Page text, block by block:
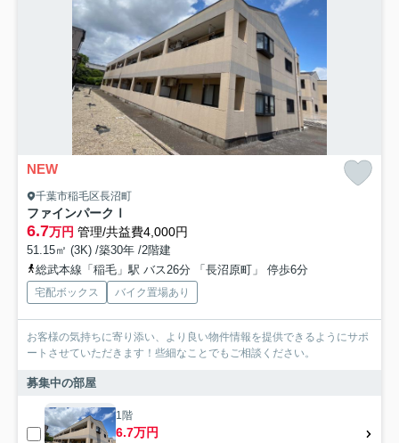
NEW
千葉市稲毛区長沼町
ファインパークⅠ
6.7万円 管理/共益費4,000円
51.15㎡ (3K) /築30年 /2階建
総武本線「稲毛」駅 バス26分 「長沼原町」 停歩6分
宅配ボックス バイク置場あり
お客様の気持ちに寄り添い、より良い物件情報を提供できるようにサポ
ートさせていただきます！些細なことでもご相談ください。
募集中の部屋
1階
6.7万円